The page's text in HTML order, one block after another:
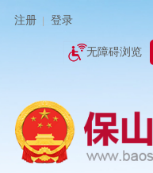
注册 登录
无障碍浏览